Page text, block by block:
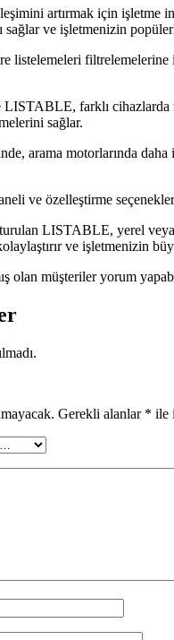
artırmak için işletme
sağlar ve işletmenizin
listelemeleri
LISTABLE, farklı
sağlar.
arama motorlarında
ve özelleştirme
LISTABLE, yerel
ve işletmenizin
olan müşteriler yorum
Gerekli alanlar * ile